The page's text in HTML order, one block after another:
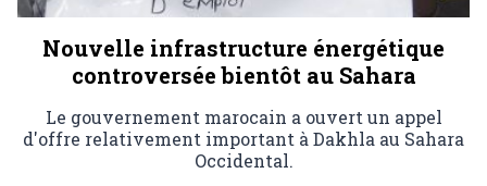
Nouvelle infrastructure énergétique
controversée bientôt au Sahara
Le gouvernement marocain a ouvert un appel
d'offre relativement important à Dakhla au Sahara
Occidental.